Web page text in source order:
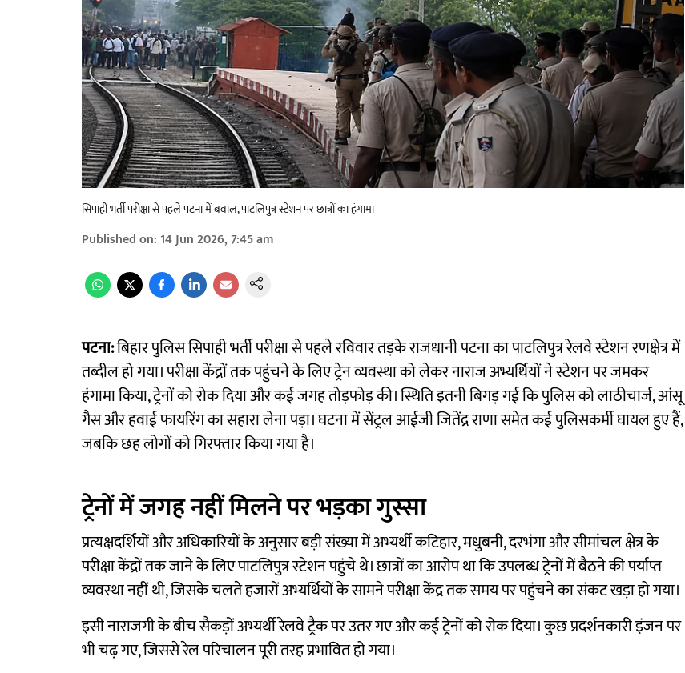
सिपाही भर्ती परीक्षा से पहले पटना में बवाल, पाटलिपुत्र स्टेशन पर छात्रों का हंगामा
Published on: 14 Jun 2026, 7:45 am
पटना:बिहार पुलिस सिपाही भर्ती परीक्षा से पहले रविवार तड़के राजधानी पटना का पाटलिपुत्र रेलवे स्टेशन रणक्षेत्र में
तब्दील हो गया। परीक्षा केंद्रों तक पहुंचने के लिए ट्रेन व्यवस्था को लेकर नाराज अभ्यर्थियों ने स्टेशन पर जमकर
हंगामा किया, ट्रेनों को रोक दिया और कई जगह तोड़फोड़ की। स्थिति इतनी बिगड़ गई कि पुलिस को लाठीचार्ज, आंसू
गैस और हवाई फायरिंग का सहारा लेना पड़ा। घटना में सेंट्रल आईजी जितेंद्र राणा समेत कई पुलिसकर्मी घायल हुए हैं,
जबकि छह लोगों को गिरफ्तार किया गया है।
ट्रेनों में जगह नहीं मिलने पर भड़का गुस्सा
प्रत्यक्षदर्शियों और अधिकारियों के अनुसार बड़ी संख्या में अभ्यर्थी कटिहार, मधुबनी, दरभंगा और सीमांचल क्षेत्र के
परीक्षा केंद्रों तक जाने के लिए पाटलिपुत्र स्टेशन पहुंचे थे। छात्रों का आरोप था कि उपलब्ध ट्रेनों में बैठने की पर्याप्त
व्यवस्था नहीं थी, जिसके चलते हजारों अभ्यर्थियों के सामने परीक्षा केंद्र तक समय पर पहुंचने का संकट खड़ा हो गया।
इसी नाराजगी के बीच सैकड़ों अभ्यर्थी रेलवे ट्रैक पर उतर गए और कई ट्रेनों को रोक दिया। कुछ प्रदर्शनकारी इंजन पर
भी चढ़ गए, जिससे रेल परिचालन पूरी तरह प्रभावित हो गया।